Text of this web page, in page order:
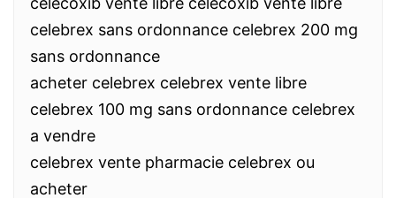
celebrex sans ordonnance celebrex 200 mg
sans ordonnance
acheter celebrex celebrex vente libre
celebrex 100 mg sans ordonnance celebrex
a vendre
celebrex vente pharmacie celebrex ou
acheter